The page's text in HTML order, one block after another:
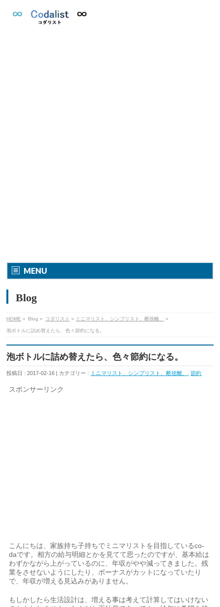
MENU
Blog
HOME » Blog » コダリスト » ミニマリスト、シンプリスト、断捨離、 »
泡ボトルに詰め替えたら、色々節約になる。
泡ボトルに詰め替えたら、色々節約になる。
投稿日 : 2017-02-16 | カテゴリー : ミニマリスト、シンプリスト、断捨離、 ,節約
スポンサーリンク
こんにちは、家族持ち子持ちでミニマリストを目指しているco-
daです。相方の給与明細とかを見てて思ったのですが、基本給は
わずかながら上がっているのに、年収がやや減ってきました。残
業をさせないようにしたり、ボーナスがカットになっていたり
で、年収が増える見込みがありません。
もしかしたら生活設計は、増える事は考えて計算してはいけない